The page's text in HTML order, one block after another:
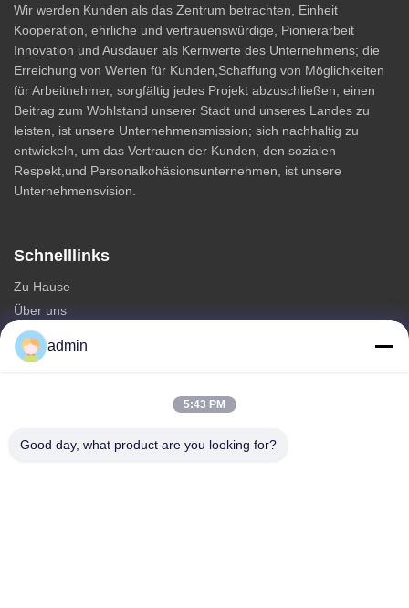
Wir werden Kunden als das Zentrum betrachten, Einheit
Kooperation, ehrliche und vertrauenswürdige, Pionierarbeit
Innovation und Ausdauer als Kernwerte des Unternehmens; die
Erreichung von Werten für Kunden,Schaffung von Möglichkeiten
für Arbeitnehmer, sorgfältig jedes Projekt abzuschließen, einen
Beitrag zum Wohlstand unserer Stadt und unseres Landes zu
leisten, ist unsere Unternehmensmission; sich nachhaltig zu
entwickeln, um das Vertrauen der Kunden, den sozialen
Respekt,und Personalkohäsionsunternehmen, ist unsere
Unternehmensvision.
Schnelllinks
Zu Hause
Über uns
produits
Kontakt
dreieckiger Antennturm
admin
5:43 PM
Good day, what product are you looking for?